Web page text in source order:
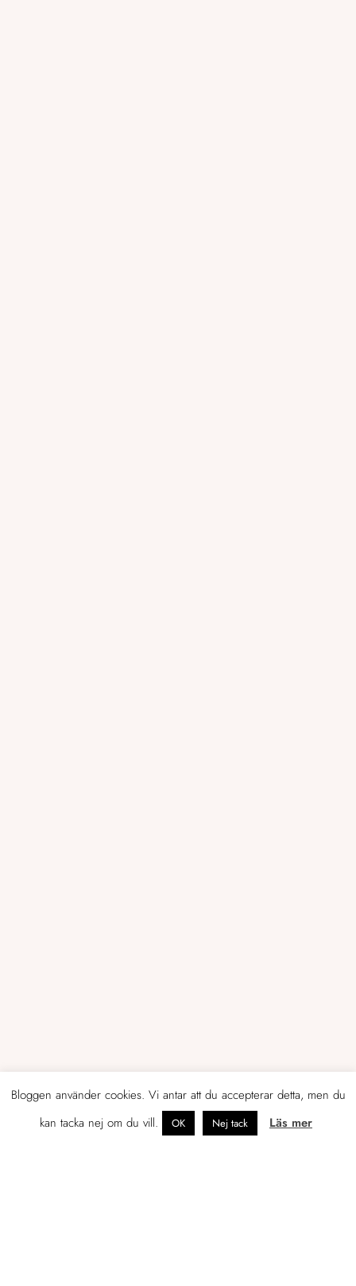
Bloggen använder cookies. Vi antar att du accepterar detta, men du
kan tacka nej om du vill.
OK Nej tack Läs mer